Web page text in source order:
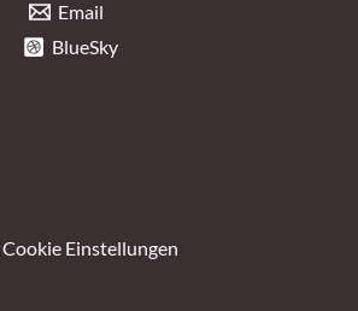
Email
BlueSky
Cookie Einstellungen